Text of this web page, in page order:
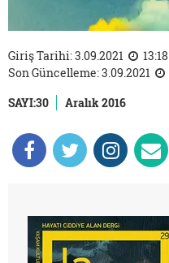
Giriş Tarihi: 3.09.2021
13:18
Son Güncelleme: 3.09.2021
SAYI:30
Aralık 2016